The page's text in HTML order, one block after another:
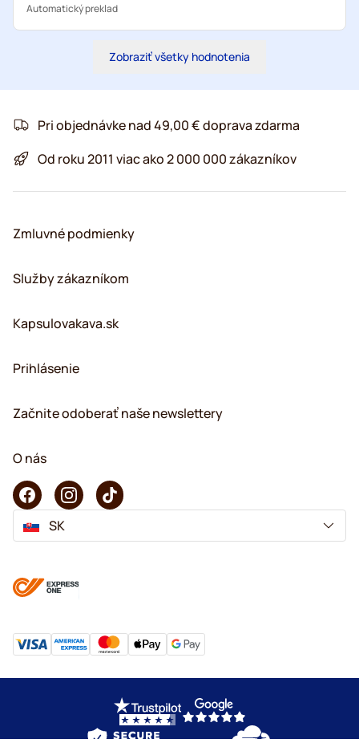
Automatický preklad
Zobraziť všetky hodnotenia
Pri objednávke nad 49,00 € doprava zdarma
Od roku 2011 viac ako 2 000 000 zákazníkov
Zmluvné podmienky
Služby zákazníkom
Kapsulovakava.sk
Prihlásenie
Začnite odoberať naše newslettery
O nás
SK